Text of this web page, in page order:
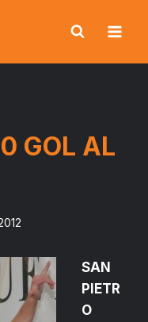
GOL AL
SAN
PIETR
O